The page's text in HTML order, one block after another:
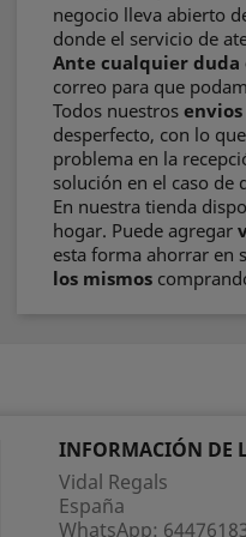
negocio lleva abierto
donde el servicio de
Ante cualquier duda
correo para que
Todos nuestros envios
desperfecto, con lo
problema en la
solución en el caso de
En nuestra tienda
hogar. Puede agregar
esta forma ahorrar en
los mismos
INFORMACIÓN DE
Vidal Regals
España
WhatsApp: